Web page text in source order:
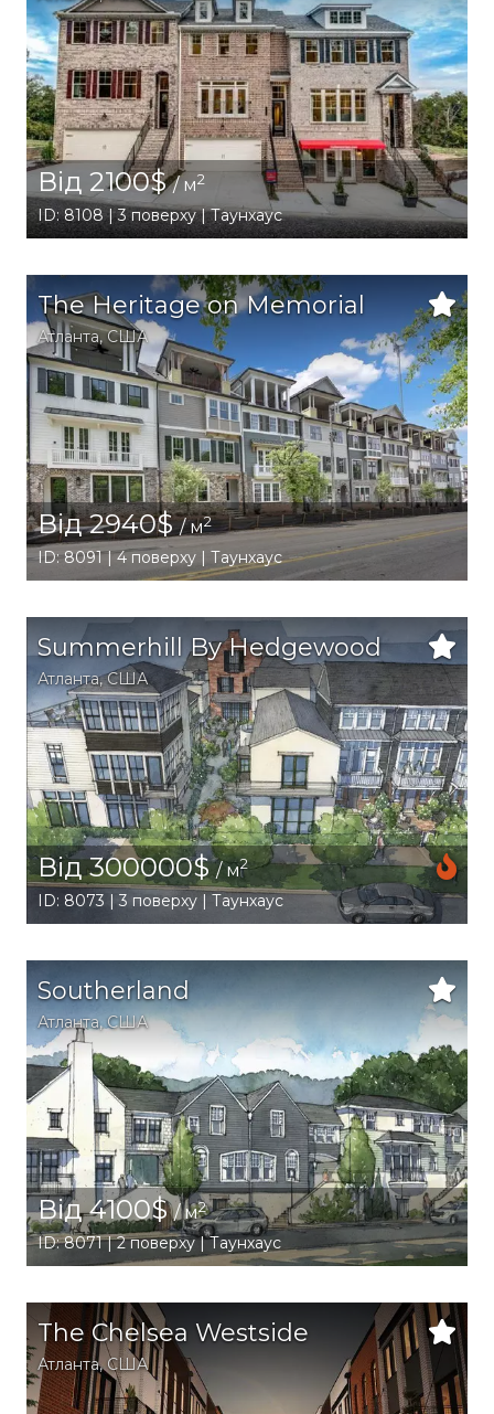
Від 2100$/ м2
ID: 8108 | 3 поверху | Таунхаус
The Heritage on Memorial
Атланта,США
Від 2940$/ м2
ID: 8091 | 4 поверху | Таунхаус
Summerhill By Hedgewood
Атланта,США
Від 300000$/ м2
ID: 8073 | 3 поверху | Таунхаус
Southerland
Атланта, США
Від 4100$/ м2
ID: 8071 | 2 поверху | Таунхаус
The Chelsea Westside
Атланта,США